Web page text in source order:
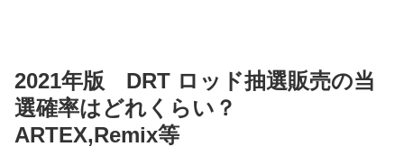
2021年版 DRT ロッド抽選販売の当
選確率はどれくらい？
ARTEX,Remix等